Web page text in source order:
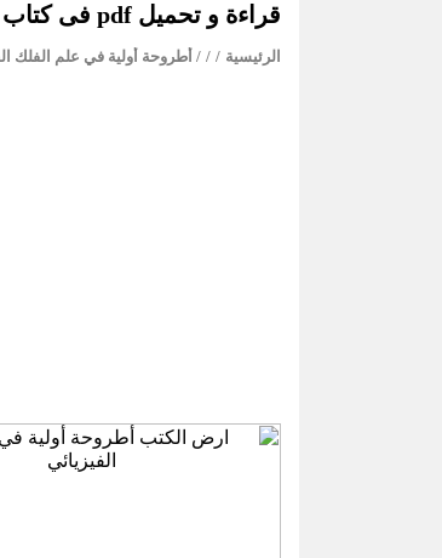
قراءة و تحميل pdf فى كتاب : أطروحة أولية في علم الفلك الفيزيائي
الرئيسية /
/ / أطروحة أولية في علم الفلك